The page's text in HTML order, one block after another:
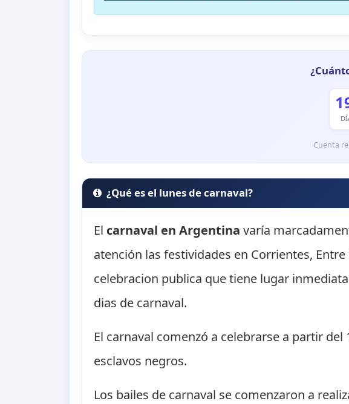
Cuenta
¿Qué es el lunes de carnaval?
El carnaval en Argentina varía
atención las festividades en Corrientes, Entre
celebracion publica que tiene lugar
dias de carnaval.
El carnaval comenzó a celebrarse a partir
esclavos negros.
Los bailes de carnaval se comenzaron a